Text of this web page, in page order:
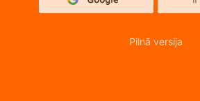
Pilnā versija